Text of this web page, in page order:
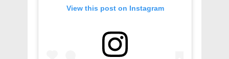
View this post on Instagram